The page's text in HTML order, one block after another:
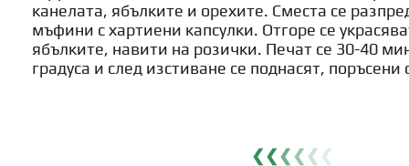
канелата, ябълките и орехите. Сместа се
мъфини с хартиени капсулки. Отгоре се
ябълките, навити на розички. Печат се 30-40
градуса и след изстиване се поднасят, поръсени
❮❮❮ ❮ ❮ ❮